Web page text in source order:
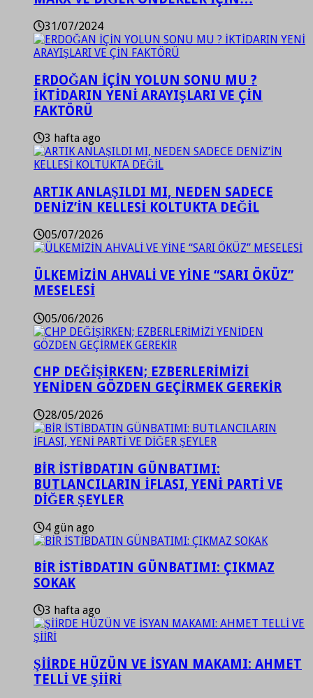
31/07/2024
ERDOĞAN İÇİN YOLUN SONU MU ?
İKTİDARIN YENİ ARAYIŞLARI VE ÇİN
FAKTÖRÜ
3 hafta ago
ARTIK ANLAŞILDI MI, NEDEN SADECE
DENİZ’İN KELLESİ KOLTUKTA DEĞİL
05/07/2026
ÜLKEMİZİN AHVALİ VE YİNE “SARI ÖKÜZ”
MESELESİ
05/06/2026
CHP DEĞİŞİRKEN; EZBERLERİMİZİ
YENİDEN GÖZDEN GEÇİRMEK GEREKİR
28/05/2026
BİR İSTİBDATIN GÜNBATIMI:
BUTLANCILARIN İFLASI, YENİ PARTİ VE
DİĞER ŞEYLER
4 gün ago
BİR İSTİBDATIN GÜNBATIMI: ÇIKMAZ
SOKAK
3 hafta ago
ŞİİRDE HÜZÜN VE İSYAN MAKAMI: AHMET
TELLİ VE ŞİİRİ